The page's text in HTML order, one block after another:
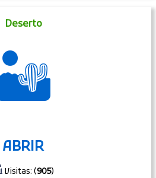
Deserto
ABRIR
Visitas: (905)